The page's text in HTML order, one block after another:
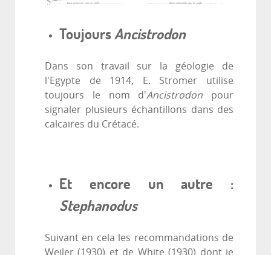
ToujoursAncistrodon
Dans son travail sur la géologie de
l'Egypte de 1914, E. Stromer utilise
toujours le nom d'Ancistrodon pour
signaler plusieurs échantillons dans des
calcaires du Crétacé.
Et encore un autre :
Stephanodus
Suivant en cela les recommandations de
Weiler (1930) et de White (1930) dont je